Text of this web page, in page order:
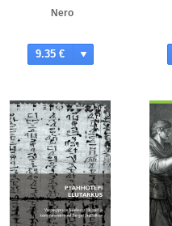
Nero
9.35 €